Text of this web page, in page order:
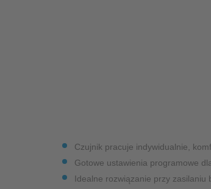
Czujnik pracuje indywidualnie,
Gotowe ustawienia programowe
Idealne rozwiązanie przy zasilaniu